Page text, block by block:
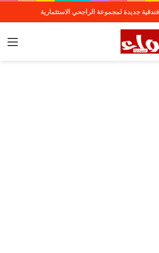
جديدة لمجموعة الراجحي الاستثمارية